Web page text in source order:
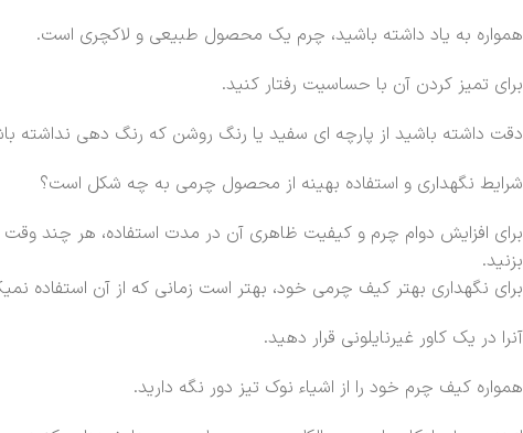
همواره به یاد داشته باشید، چرم یک محصول طبیعی و لاکچری است.
برای تمیز کردن آن با حساسیت رفتار کنید.
دقت داشته باشید از پارچه ای سفید یا رنگ روشن که رنگ دهی نداشته
شرایط نگهداری و استفاده بهینه از محصول چرمی به چه شکل است؟
برای افزایش دوام چرم و کیفیت ظاهری آن در مدت استفاده، هر چند
بزنید.
برای نگهداری بهتر کیف چرمی خود، بهتر است زمانی که از آن استفاده
آنرا در یک کاور غیرنایلونی قرار دهید.
همواره کیف چرم خود را از اشیاء نوک تیز دور نگه دارید.